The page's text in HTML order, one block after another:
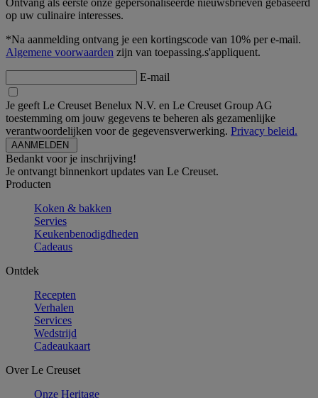
Ontvang als eerste onze gepersonaliseerde nieuwsbrieven gebaseerd
op uw culinaire interesses.
*Na aanmelding ontvang je een kortingscode van 10% per e-mail.
Algemene voorwaarden zijn van toepassing.s'appliquent.
E-mail
Je geeft Le Creuset Benelux N.V. en Le Creuset Group AG
toestemming om jouw gegevens te beheren als gezamenlijke
verantwoordelijken voor de gegevensverwerking. Privacy beleid.
Bedankt voor je inschrijving!
Je ontvangt binnenkort updates van Le Creuset.
Producten
Koken & bakken
Servies
Keukenbenodigdheden
Cadeaus
Ontdek
Recepten
Verhalen
Services
Wedstrijd
Cadeaukaart
Over Le Creuset
Onze Heritage